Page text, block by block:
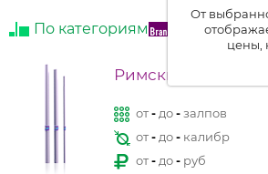
От
цены,
По категориям По
Римские свечи
от- до-залпов
от- до- калибр
от- до- руб